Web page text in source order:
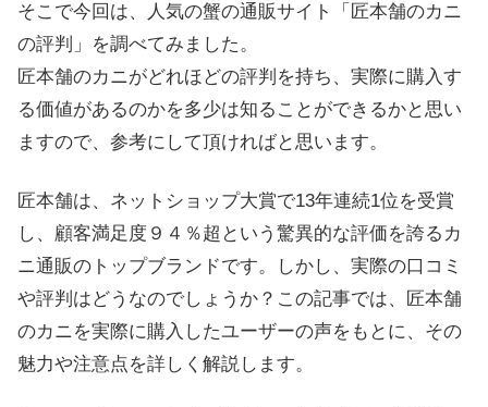
そこで今回は、人気の蟹の通販サイト「匠本舗のカニ
の評判」を調べてみました。
匠本舗のカニがどれほどの評判を持ち、実際に購入す
る価値があるのかを多少は知ることができるかと思い
ますので、参考にして頂ければと思います。
匠本舗は、ネットショップ大賞で13年連続1位を受賞
し、顧客満足度９４％超という驚異的な評価を誇るカ
ニ通販のトップブランドです。しかし、実際の口コミ
や評判はどうなのでしょうか？この記事では、匠本舗
のカニを実際に購入したユーザーの声をもとに、その
魅力や注意点を詳しく解説します。